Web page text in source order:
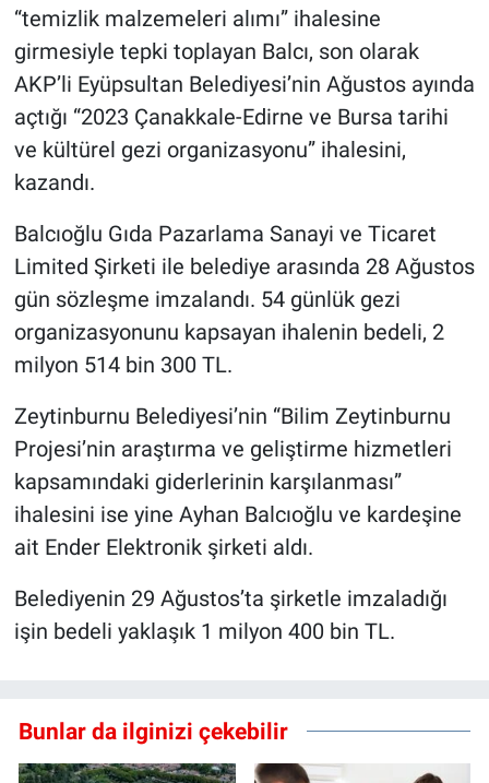
“temizlik malzemeleri alımı” ihalesine
girmesiyle tepki toplayan Balcı, son olarak
AKP’li Eyüpsultan Belediyesi’nin Ağustos ayında
açtığı “2023 Çanakkale-Edirne ve Bursa tarihi
ve kültürel gezi organizasyonu” ihalesini,
kazandı.
Balcıoğlu Gıda Pazarlama Sanayi ve Ticaret
Limited Şirketi ile belediye arasında 28 Ağustos
gün sözleşme imzalandı. 54 günlük gezi
organizasyonunu kapsayan ihalenin bedeli, 2
milyon 514 bin 300 TL.
Zeytinburnu Belediyesi’nin “Bilim Zeytinburnu
Projesi’nin araştırma ve geliştirme hizmetleri
kapsamındaki giderlerinin karşılanması”
ihalesini ise yine Ayhan Balcıoğlu ve kardeşine
ait Ender Elektronik şirketi aldı.
Belediyenin 29 Ağustos’ta şirketle imzaladığı
işin bedeli yaklaşık 1 milyon 400 bin TL.
Bunlar da ilginizi çekebilir